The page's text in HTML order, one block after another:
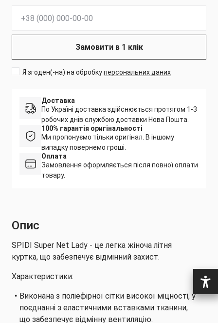
Замовити в 1 клік
Я згоден(-на) на обробкуперсональних даних
Доставка
По Україні доставка здійснюється протягом 1-3
робочих днів службою доставки Нова Пошта.
100% гарантія оригінальності
Ми пропонуємо тільки оригінал. В іншому
випадку повернемо гроші.
Оплата
Замовлення оформляється після повної оплати
товару.
Опис
SPIDI Super Net Lady - це легка жіноча літня
куртка, що забезпечує відмінний захист.
Характеристики:
Виконана з поліефірної сітки високої міцності, у
поєднанні з еластичними вставками тканини,
що забезпечує відмінну вентиляцію.